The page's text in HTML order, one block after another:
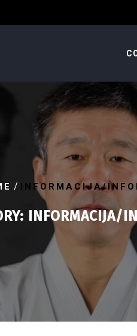
/ INFORMACIJA/
INFORMACIJA/